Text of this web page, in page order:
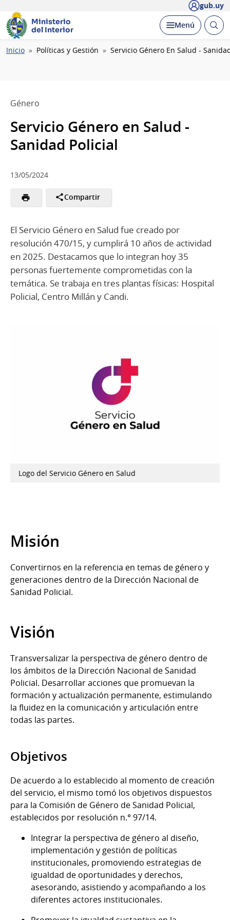
gub.uy
Ministerio
del Interior
Desplegar
Menú Abrir
Ruta
Inicio Políticas y Gestión Servicio Género En Salud -
Género
Servicio Género en Salud -
Sanidad Policial
13/05/2024
Compartir
El Servicio Género en Salud fue creado por
resolución 470/15, y cumplirá 10 años de actividad
en 2025. Destacamos que lo integran hoy 35
personas fuertemente comprometidas con la
temática. Se trabaja en tres plantas físicas: Hospital
Policial, Centro Millán y Candi.
Logo del Servicio Género en Salud
Misión
Convertirnos en la referencia en temas de género y
generaciones dentro de la Dirección Nacional de
Sanidad Policial.
Visión
Transversalizar la perspectiva de género dentro de
los ámbitos de la Dirección Nacional de Sanidad
Policial. Desarrollar acciones que promuevan la
formación y actualización permanente, estimulando
la fluidez en la comunicación y articulación entre
todas las partes.
Objetivos
De acuerdo a lo establecido al momento de creación
del servicio, el mismo tomó los objetivos dispuestos
para la Comisión de Género de Sanidad Policial,
establecidos por resolución n.° 97/14.
Integrar la perspectiva de género al diseño,
implementación y gestión de políticas
institucionales, promoviendo estrategias de
igualdad de oportunidades y derechos,
asesorando, asistiendo y acompañando a los
diferentes actores institucionales.